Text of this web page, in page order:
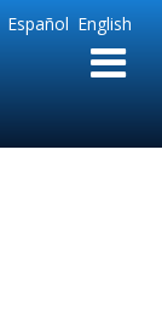
English
Español